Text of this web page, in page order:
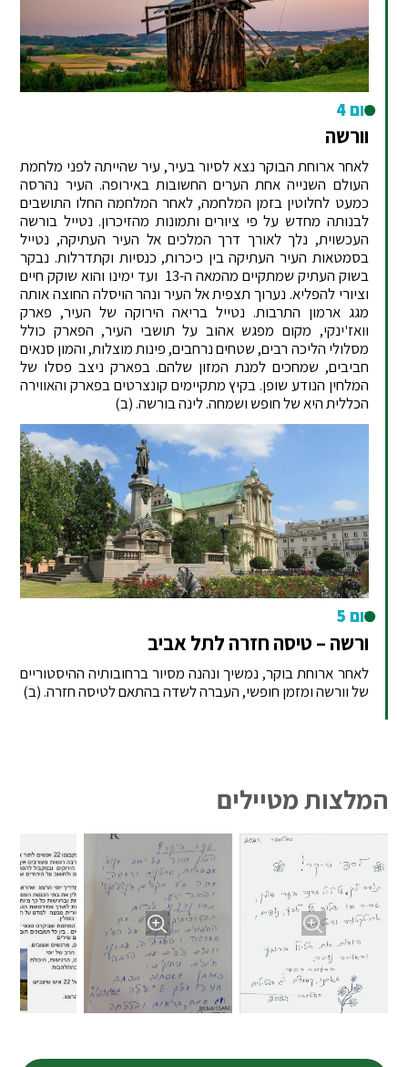
יום 4
וורשה
לאחר ארוחת הבוקר נצא לסיור בעיר, עיר שהייתה לפני מלחמת
העולם השנייה אחת הערים החשובות באירופה. העיר נהרסה
כמעט לחלוטין בזמן המלחמה, לאחר המלחמה החלו התושבים
לבנותה מחדש על פי ציורים ותמונות מהזיכרון. נטייל בורשה
העכשוית, נלך לאורך דרך המלכים אל העיר העתיקה, נטייל
בסמטאות העיר העתיקה בין כיכרות, כנסיות וקתדרלות. נבקר
בשוק העתיק שמתקיים מהמאה ה-13 ועד ימינו והוא שוקק חיים
וציורי להפליא. נערוך תצפית אל העיר ונהר הויסלה החוצה אותה
מגג ארמון התרבות. נטייל בריאה הירוקה של העיר, פארק
וואז'ינקי, מקום מפגש אהוב על תושבי העיר, הפארק כולל
מסלולי הליכה רבים, שטחים נרחבים, פינות מוצלות, והמון סנאים
חביבים, שמחכים למנת המזון שלהם. בפארק ניצב פסלו של
המלחין הנודע שופן. בקיץ מתקיימים קונצרטים בפארק והאווירה
הכללית היא של חופש ושמחה. לינה בורשה. (ב)
יום 5
ורשה – טיסה חזרה לתל אביב
לאחר ארוחת בוקר, נמשיך ונהנה מסיור ברחובותיה ההיסטוריים
של וורשה ומזמן חופשי, העברה לשדה בהתאם לטיסה חזרה. (ב)
המלצות מטיילים